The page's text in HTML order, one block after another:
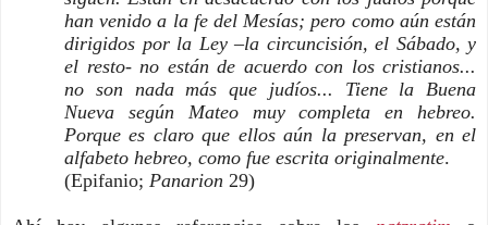
han venido a la fe del Mesías; pero como aún están
dirigidos por la Ley –la circuncisión, el Sábado, y
el resto- no están de acuerdo con los cristianos...
no son nada más que judíos... Tiene la Buena
Nueva según Mateo muy completa en hebreo.
Porque es claro que ellos aún la preservan, en el
alfabeto hebreo, como fue escrita originalmente.
(Epifanio; Panarion 29)